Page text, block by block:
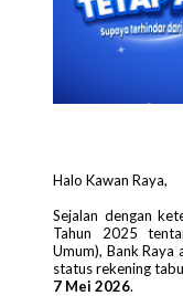
Halo Kawan Raya,
Sejalan dengan
Tahun 2025
Umum), Bank Raya
status rekening
7 Mei 2026.